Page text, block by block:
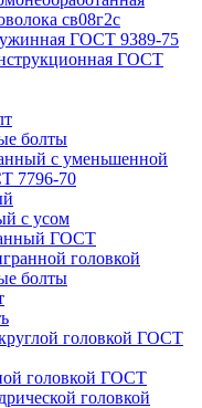
св08г2с
ГОСТ 9389-75
ГОСТ
болты
с уменьшенной
7796-70
с усом
ГОСТ
головкой
болты
головкой ГОСТ
головкой ГОСТ
головкой